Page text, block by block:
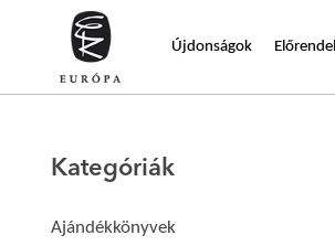
Újdonságok
Kategóriák
Ajándékkönyvek